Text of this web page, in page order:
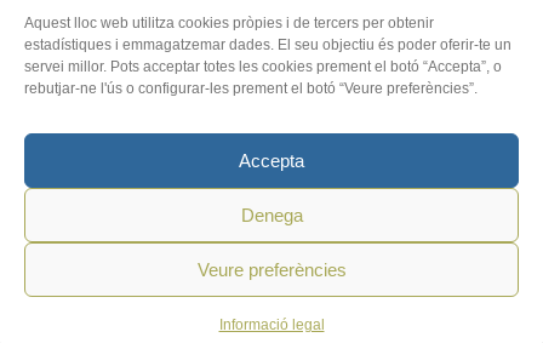
Aquest lloc web utilitza cookies pròpies i de tercers per obtenir
estadístiques i emmagatzemar dades. El seu objectiu és poder oferir-te un
servei millor. Pots acceptar totes les cookies prement el botó “Accepta”, o
rebutjar-ne l'ús o configurar-les prement el botó “Veure preferències”.
Accepta
Denega
Veure preferències
Informació legal
Accepto
l'Informació legal
93 505 86 86
hola@acocat.org
2026 ACO. Tots els Drets